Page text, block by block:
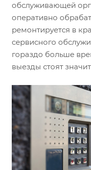
обслуживающей
оперативно
ремонтируется в
сервисного
гораздо больше
выезды стоят